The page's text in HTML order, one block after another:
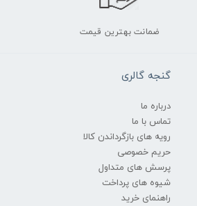
ضمانت بهترین قیمت
گنجه گالری
درباره ما
تماس با ما
رویه های بازگرداندن کالا
حریم خصوصی
پرسش های متداول
شیوه های پرداخت
راهنمای خرید